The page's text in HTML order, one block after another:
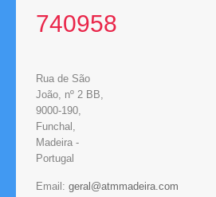
740958
Rua de São
João, nº 2 BB,
9000-190,
Funchal,
Madeira -
Portugal
Email: